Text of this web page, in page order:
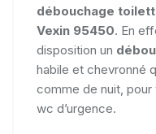
débouchage
Vexin 95450. En
disposition un
habile et chevronné
comme de nuit,
wc d’urgence.